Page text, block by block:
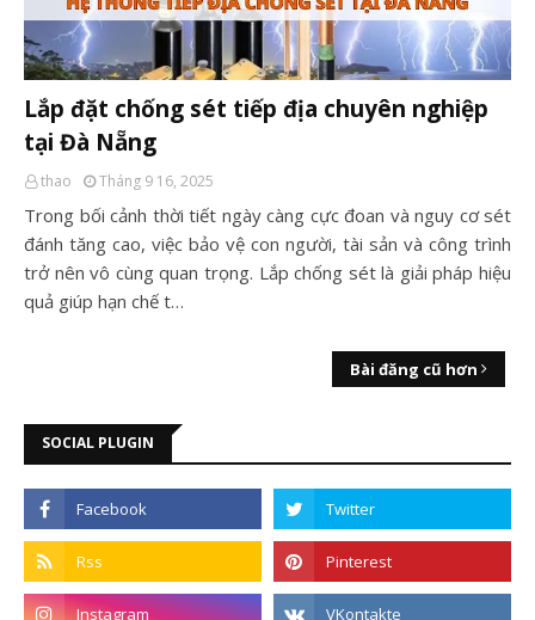
Lắp đặt chống sét tiếp địa chuyên nghiệp
tại Đà Nẵng
thao Tháng 9 16, 2025
Trong bối cảnh thời tiết ngày càng cực đoan và nguy cơ sét
đánh tăng cao, việc bảo vệ con người, tài sản và công trình
trở nên vô cùng quan trọng. Lắp chống sét là giải pháp hiệu
quả giúp hạn chế t…
Bài đăng cũ hơn
SOCIAL PLUGIN